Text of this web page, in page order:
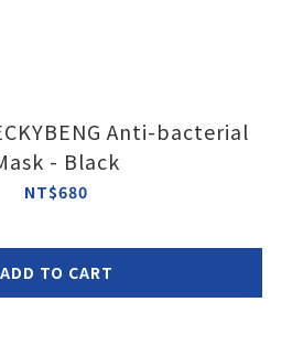
Anti-bacterial
- Black
NT$680
ADD TO CART